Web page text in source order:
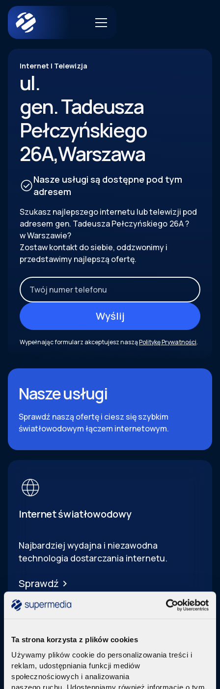
Ta strona korzysta z plików cookies
Używamy plików cookie do personalizowania treści i
reklam, udostępniania funkcji mediów
społecznościowych i analizowania
naszego ruchu. Udostępniamy również informacje o tym,
Internet | Telewizja
ul.
gen. Tadeusza
Pełczyńskiego
26A,Warszawa
Nasze usługi są dostępne pod tym
adresem
Szukasz najlepszego internetu lub telewizji pod
adresem gen. Tadeusza Pełczyńskiego 26A?
w Warszawie?
Zostaw kontakt do siebie, oddzwonimy i
przedstawimy najlepszą ofertę.
Wypełnając formularz akceptujesz nasząPolitykę Prywatności.
Nasze usługi
Sprawdź naszą ofertę i ciesz się szybkim
światłowodowym łączem internetowym.
Internet światłowodowy
Najbardziej wydajna i niezawodna
technologia dostarczania internetu.
Sprawdź
Telewizja Replay